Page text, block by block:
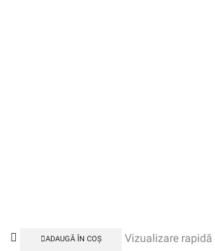
ADAUGĂ ÎN COȘ Vizualizare rapidă